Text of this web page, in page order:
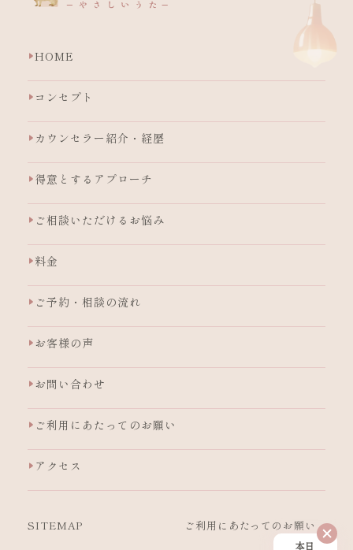
HOME
コンセプト
カウンセラー紹介・経歴
得意とするアプローチ
ご相談いただけるお悩み
料金
ご予約・相談の流れ
お客様の声
お問い合わせ
ご利用にあたってのお願い
アクセス
SITEMAP ご利用にあたっての お願い
本日